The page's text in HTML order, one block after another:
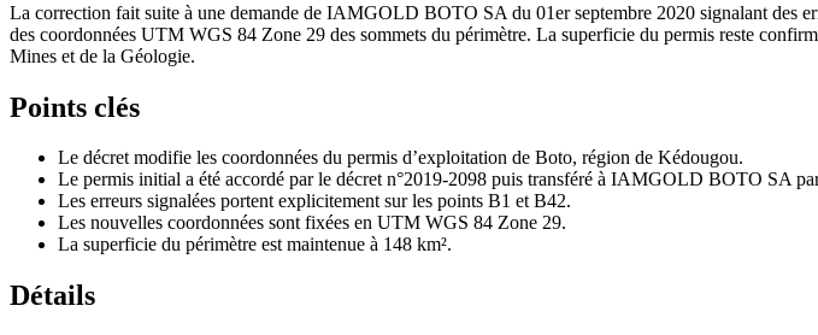
La correction fait suite à une demande de IAMGOLD BOTO SA du 01er septembre 2020 signalant des
des coordonnées UTM WGS 84 Zone 29 des sommets du périmètre. La superficie du permis reste
Mines et de la Géologie.
Points clés
Le décret modifie les coordonnées du permis d’exploitation de Boto, région de Kédougou.
Le permis initial a été accordé par le décret n°2019-2098 puis transféré à IAMGOLD BOTO SA
Les erreurs signalées portent explicitement sur les points B1 et B42.
Les nouvelles coordonnées sont fixées en UTM WGS 84 Zone 29.
La superficie du périmètre est maintenue à 148 km².
Détails